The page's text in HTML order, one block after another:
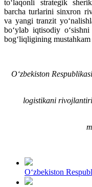
to‘laqonli strategik
barcha turlarini sinxron
va yangi tranzit
bo‘ylab iqtisodiy
bog‘liqligining
O‘zbekiston
logistikani
O‘zbekiston